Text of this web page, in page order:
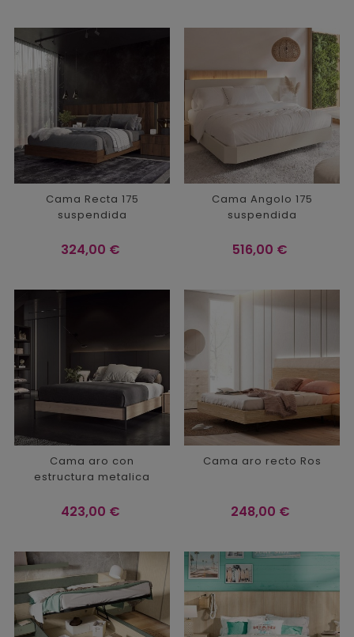
Cama Recta 175
suspendida
Precio
324,00 €
Cama Angolo 175
suspendida
Precio
516,00 €
Cama aro con
estructura metalica
Precio
423,00 €
Cama aro recto Ros
Precio
248,00 €